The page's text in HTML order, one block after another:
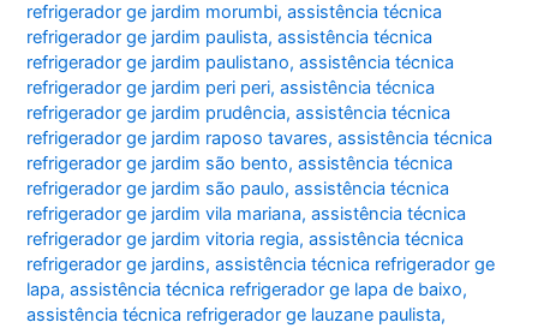
refrigerador ge jardim morumbi,assistência técnica
refrigerador ge jardim paulista,assistência técnica
refrigerador ge jardim paulistano,assistência técnica
refrigerador ge jardim peri peri,assistência técnica
refrigerador ge jardim prudência,assistência técnica
refrigerador ge jardim raposo tavares,assistência técnica
refrigerador ge jardim são bento,assistência técnica
refrigerador ge jardim são paulo,assistência técnica
refrigerador ge jardim vila mariana,assistência técnica
refrigerador ge jardim vitoria regia,assistência técnica
refrigerador ge jardins,assistência técnica refrigerador ge
lapa,assistência técnica refrigerador ge lapa de baixo,
assistência técnica refrigerador ge lauzane paulista,